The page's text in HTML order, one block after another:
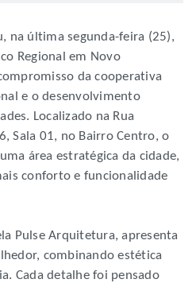
na última segunda-feira (25),
Regional em Novo
da cooperativa
e o desenvolvimento
Localizado na Rua
Sala 01, no Bairro Centro, o
área estratégica da cidade,
conforto e funcionalidade
Pulse Arquitetura, apresenta
combinando estética
Cada detalhe foi pensado